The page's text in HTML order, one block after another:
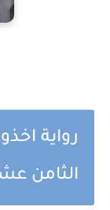
رواية
الثامن